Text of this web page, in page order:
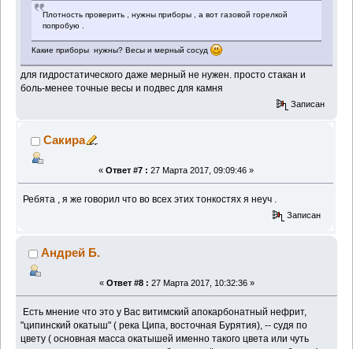
Плотность проверить , нужны приборы , а вот газовой горелкой
попробую .
Какие приборы нужны? Весы и мерный сосуд
для гидростатического даже мерный не нужен. просто стакан и
боль-менее точные весы и подвес для камня
Записан
Сакира
« Ответ #7 : 27 Марта 2017, 09:09:46 »
Ребята , я же говорил что во всех этих тонкостях я неуч .
Записан
Андрей Б.
« Ответ #8 : 27 Марта 2017, 10:32:36 »
Есть мнение что это у Вас витимский апокарбонатный нефрит,
"ципинский окатыш" ( река Ципа, восточная Бурятия), -- судя по
цвету ( основная масса окатышей именно такого цвета или чуть